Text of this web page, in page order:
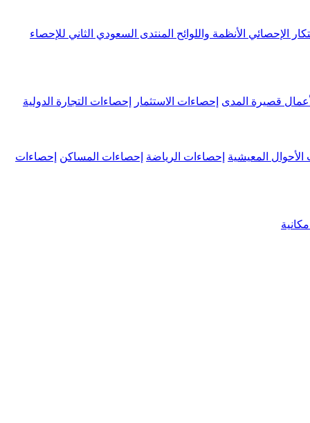
الإحصائي الأنظمة واللوائح المنتدى السعودي الثاني للإحصاء
قصيرة المدى إحصاءات الاستثمار إحصاءات التجارة الدولية
الأحوال المعيشية إحصاءات الرياضة إحصاءات المساكن إحصاءات